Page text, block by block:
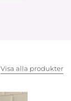
Visa alla produkter